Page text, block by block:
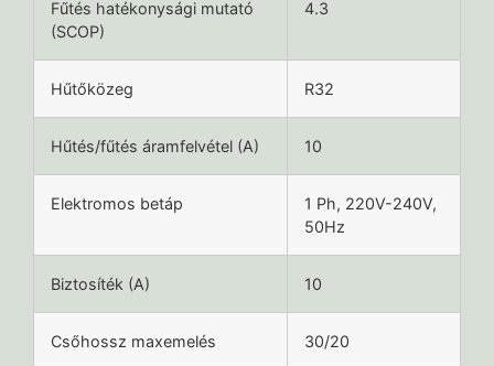
Fűtés hatékonysági mutató
(SCOP)
4.3
Hűtőközeg R32
Hűtés/fűtés áramfelvétel (A) 10
Elektromos betáp
1 Ph, 220V-240V,
50Hz
Biztosíték (A) 10
Csőhossz maxemelés 30/20